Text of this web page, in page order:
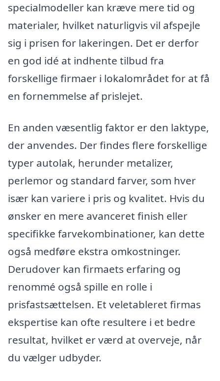
specialmodeller kan kræve mere tid og
materialer, hvilket naturligvis vil afspejle
sig i prisen for lakeringen. Det er derfor
en god idé at indhente tilbud fra
forskellige firmaer i lokalområdet for at få
en fornemmelse af prislejet.
En anden væsentlig faktor er den laktype,
der anvendes. Der findes flere forskellige
typer autolak, herunder metalizer,
perlemor og standard farver, som hver
især kan variere i pris og kvalitet. Hvis du
ønsker en mere avanceret finish eller
specifikke farvekombinationer, kan dette
også medføre ekstra omkostninger.
Derudover kan firmaets erfaring og
renommé også spille en rolle i
prisfastsættelsen. Et veletableret firmas
ekspertise kan ofte resultere i et bedre
resultat, hvilket er værd at overveje, når
du vælger udbyder.